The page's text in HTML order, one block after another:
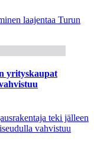
laajentaa Turun
yrityskaupat
teki jälleen
vahvistuu